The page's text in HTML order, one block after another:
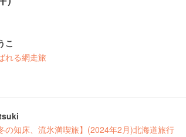
こ
れる網走旅
の知床、流氷満喫旅】(2024年2月)北海道旅行